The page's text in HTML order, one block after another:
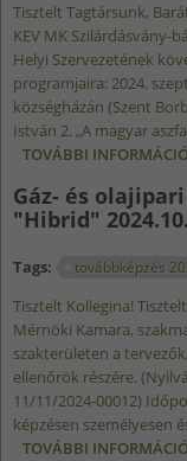
Tisztelt Tagtársunk,
KEV MK Szilárdásvány-
Helyi Szervezetének
programjaira: 2024.
községházán (Szent
István 2. „A magyar
TOVÁBBI
Gáz- és
"Hibrid"
Tags: továbbképzés
Tisztelt Kollegina!
Mérnöki Kamara,
szakterületen a
ellenőrök részére.
11/11/2024-00012)
képzésen személyesen
TOVÁBBI